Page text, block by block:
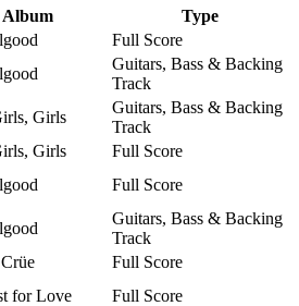
Album
Type
Full Score
Guitars, Bass & Backing
Track
Girls
Guitars, Bass & Backing
Track
Girls
Full Score
Full Score
Guitars, Bass & Backing
Track
Full Score
for Love
Full Score